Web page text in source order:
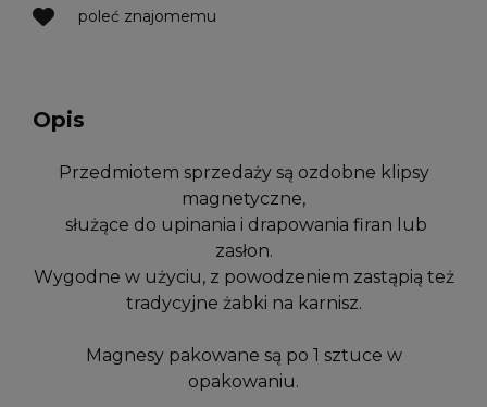
poleć znajomemu
Opis
Przedmiotem sprzedaży są ozdobne klipsy
magnetyczne,
służące do upinania i drapowania firan lub
zasłon.
Wygodne w użyciu, z powodzeniem zastąpią też
tradycyjne żabki na karnisz.
Magnesy pakowane są po 1 sztuce w
opakowaniu.